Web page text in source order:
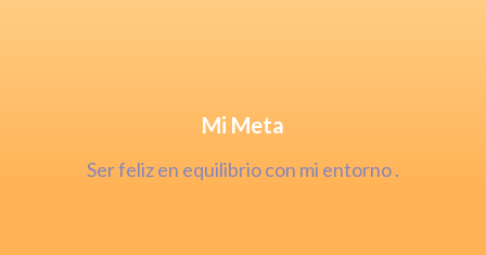
Mi Meta
Ser feliz en equilibrio con mi entorno .